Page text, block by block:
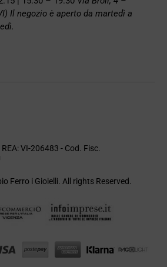
Il negozio è aperto da martedì a
VI-206483 - Cod. Fisc.
Ferro i Gioielli. All rights Reserved.